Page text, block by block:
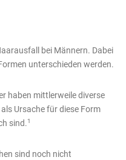
bei Männern. Dabei
unterschieden werden.
haben mittlerweile diverse
Ursache für diese Form
sind.1
sind noch nicht